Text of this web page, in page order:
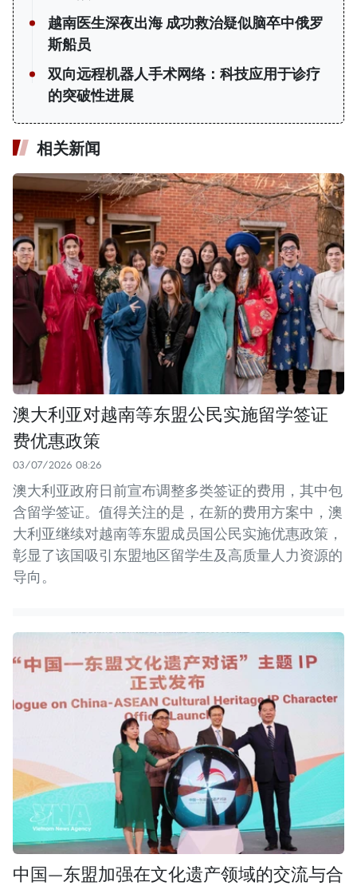
越南医生深夜出海 成功救治疑似脑卒中俄罗
斯船员
双向远程机器人手术网络：科技应用于诊疗
的突破性进展
相关新闻
澳大利亚对越南等东盟公民实施留学签证
费优惠政策
03/07/2026 08:26
澳大利亚政府日前宣布调整多类签证的费用，其中包
含留学签证。值得关注的是，在新的费用方案中，澳
大利亚继续对越南等东盟成员国公民实施优惠政策，
彰显了该国吸引东盟地区留学生及高质量人力资源的
导向。
中国—东盟加强在文化遗产领域的交流与合